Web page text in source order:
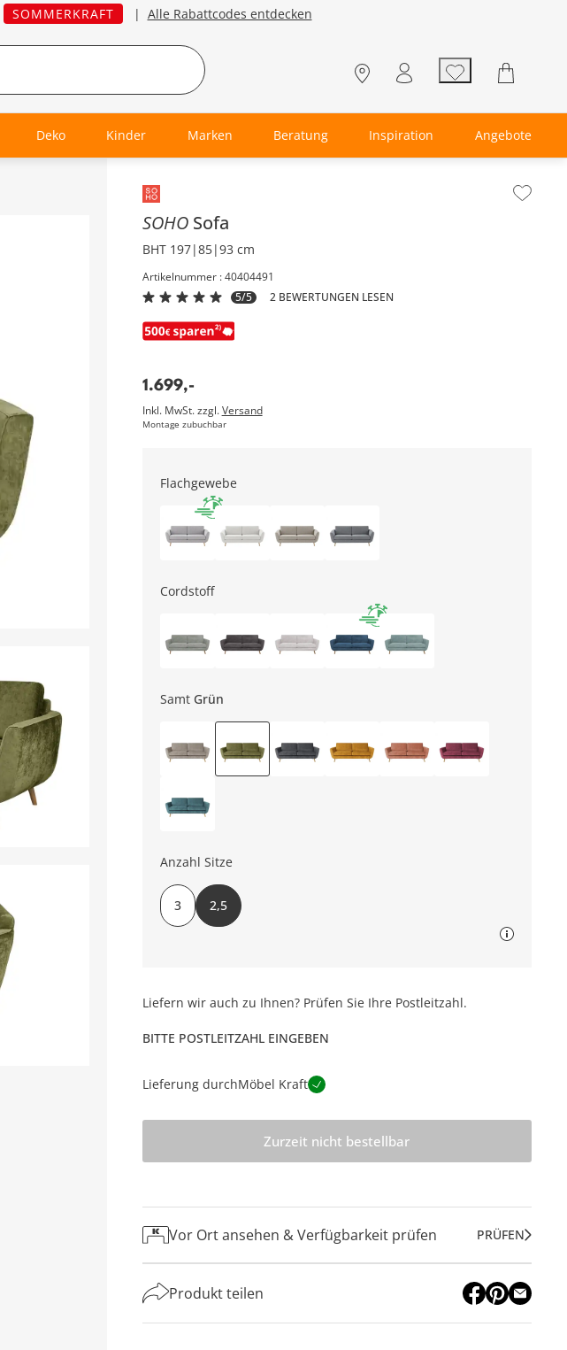
SOMMERKRAFT | Alle Rabattcodes entdecken
Deko Kinder Marken Beratung Inspiration Angebote
Inhalt der Seitenleiste überspringen - Zum Seitenende
SOHO Sofa
BHT 197|85|93 cm
Artikelnummer : 40404491
5/5
2 BEWERTUNGEN LESEN
1.699,-
Inkl. MwSt. zzgl.Versand
Montage zubuchbar
Flachgewebe
Cordstoff
Samt Grün
Anzahl Sitze
3 2,5
Liefern wir auch zu Ihnen? Prüfen Sie Ihre Postleitzahl.
BITTE POSTLEITZAHL EINGEBEN
Lieferung durchMöbel Kraft
Zurzeit nicht bestellbar
Vor Ort ansehen & Verfügbarkeit prüfen PRÜFEN
Produkt teilen